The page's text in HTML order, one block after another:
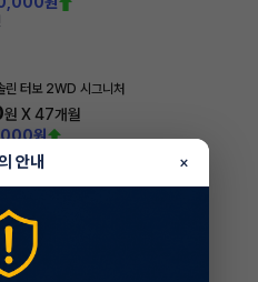
린 터보 2WD 시그니처
원 X47개월
원
그니처
원 X
원
안내 ×